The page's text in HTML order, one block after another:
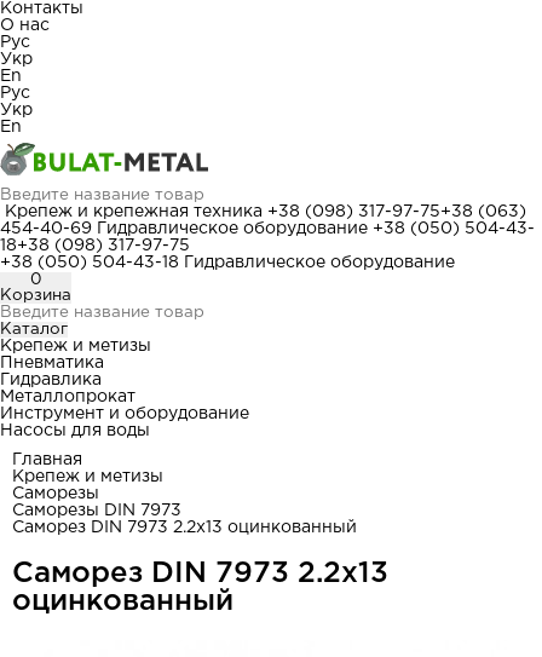
Контакты
О нас
Рус
Укр
En
Рус
Укр
En
Крепеж и крепежная техника +38 (098) 317-97-75+38 (063)
454-40-69
Гидравлическое оборудование +38 (050) 504-43-
18+38 (098) 317-97-75
+38 (050) 504-43-18
Гидравлическое оборудование
0
Корзина
Каталог
Крепеж и метизы
Пневматика
Гидравлика
Металлопрокат
Инструмент и оборудование
Насосы для воды
Главная
Крепеж и метизы
Саморезы
Саморезы DIN 7973
Саморез DIN 7973 2.2x13 оцинкованный
Саморез DIN 7973 2.2x13
оцинкованный